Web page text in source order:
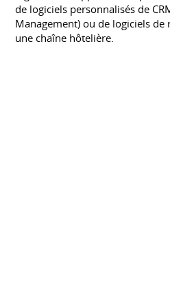
de logiciels personnalisés de
Management) ou de logiciels de
une chaîne hôtelière.